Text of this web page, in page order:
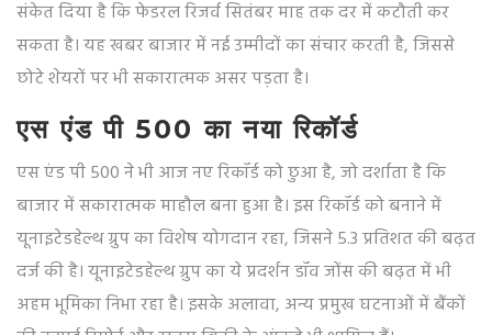
संकेत दिया है कि फेडरल रिजर्व सितंबर माह तक दर में कटौती कर
सकता है। यह खबर बाजार में नई उम्मीदों का संचार करती है, जिससे
छोटे शेयरों पर भी सकारात्मक असर पड़ता है।
एस एंड पी 500 का नया रिकॉर्ड
एस एंड पी 500 ने भी आज नए रिकॉर्ड को छुआ है, जो दर्शाता है कि
बाजार में सकारात्मक माहौल बना हुआ है। इस रिकॉर्ड को बनाने में
यूनाइटेडहेल्थ ग्रुप का विशेष योगदान रहा, जिसने 5.3 प्रतिशत की बढ़त
दर्ज की है। यूनाइटेडहेल्थ ग्रुप का ये प्रदर्शन डॉव जोंस की बढ़त में भी
अहम भूमिका निभा रहा है। इसके अलावा, अन्य प्रमुख घटनाओं में बैंकों